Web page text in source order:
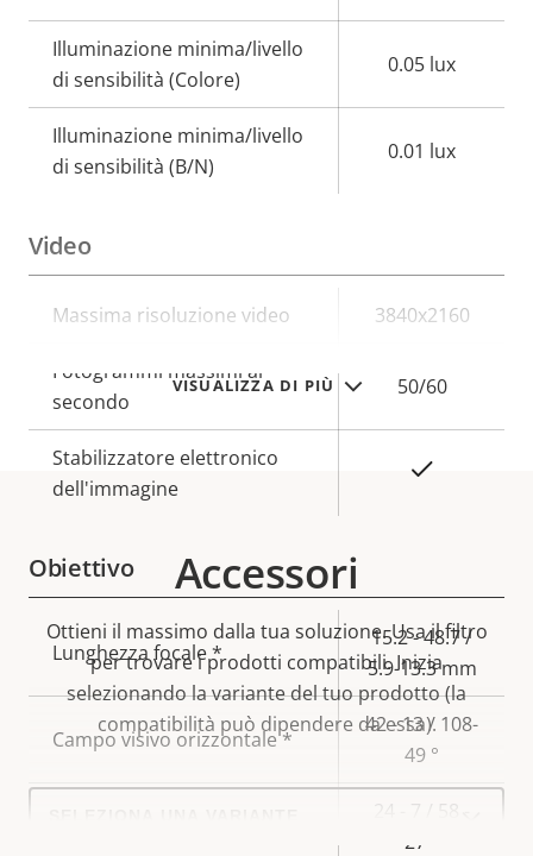
VISUALIZZA DI PIÙ
Illuminazione minima/livello
di sensibilità (Colore)
0.05 lux
Illuminazione minima/livello
di sensibilità (B/N)
0.01 lux
Video
Descrizione
proprietà
Valore
proprietà
Massima risoluzione video 3840x2160
Fotogrammi massimi al
secondo
50/60
Stabilizzatore elettronico
dell'immagine
Obiettivo
Descrizione
della
proprietà
Valore
della
proprietà
Lunghezza focale *
15.2 - 48.7 /
5.9-13.3 mm
Campo visivo orizzontale *
42 - 13 / 108-
49 °
24 - 7 / 58 -
27 °
Accessori
Ottieni il massimo dalla tua soluzione. Usa il filtro
per trovare i prodotti compatibili.Inizia
selezionando la variante del tuo prodotto (la
compatibilità può dipendere da essa).
Select